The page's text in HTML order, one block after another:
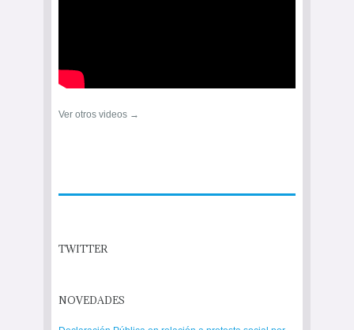
Ver otros videos →
TWITTER
NOVEDADES